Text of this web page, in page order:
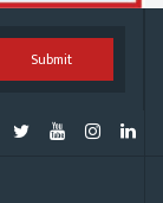
Submit